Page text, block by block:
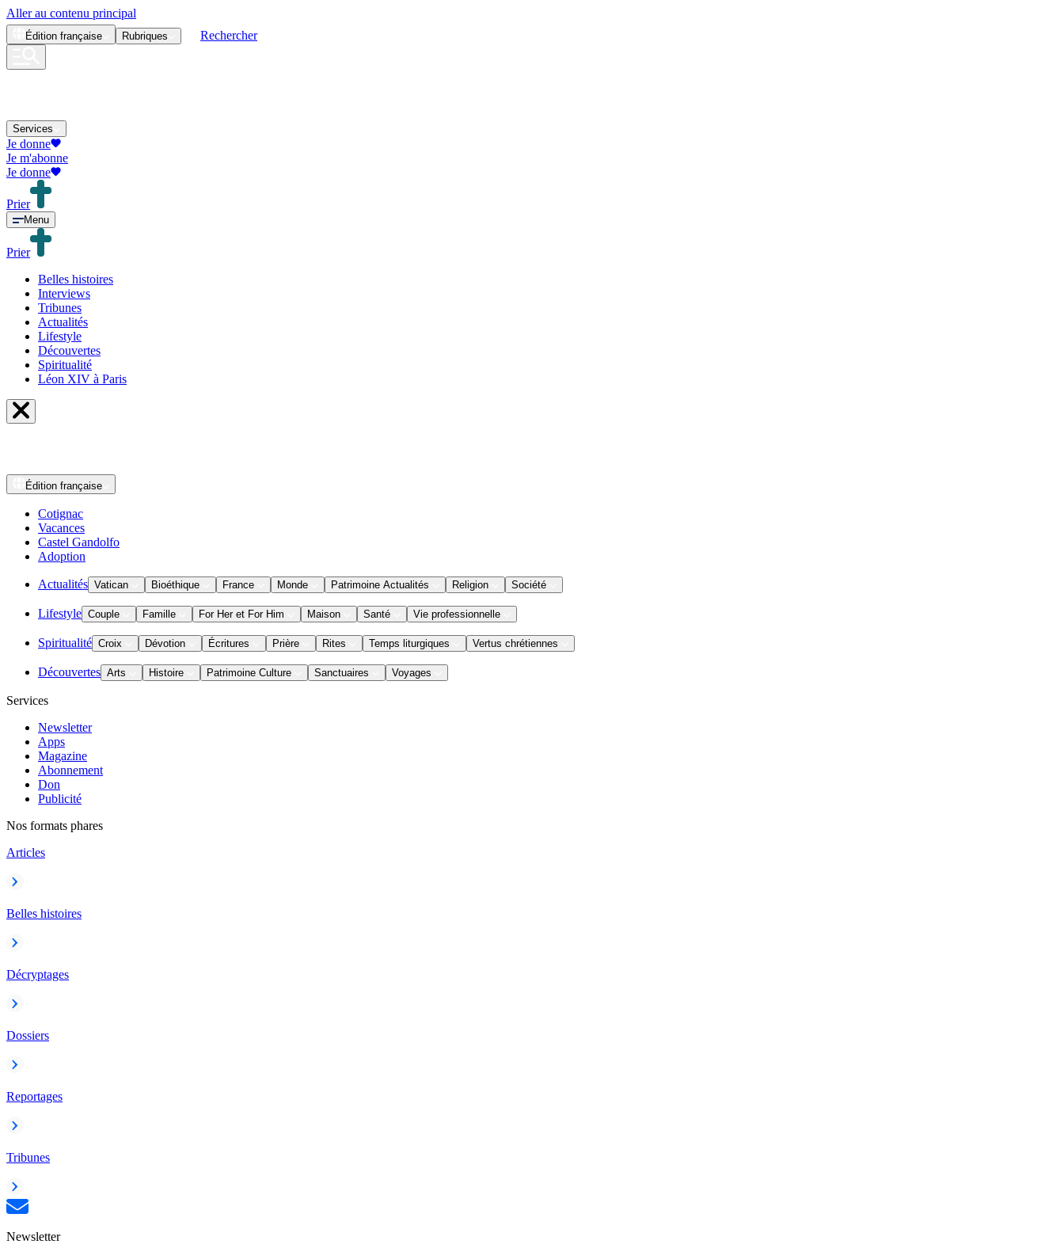
Aller au contenu principal
Édition française Rubriques Rechercher
Services
Je donne
Je m'abonne
Je donne
Prier
Menu
Prier
Belles histoires
Interviews
Tribunes
Actualités
Lifestyle
Découvertes
Spiritualité
Léon XIV à Paris
Édition française
Cotignac
Vacances
Castel Gandolfo
Adoption
Actualités Vatican Bioéthique France Monde Patrimoine Actualités Religion Société
Lifestyle Couple Famille For Her et For Him Maison Santé Vie professionnelle
Spiritualité Croix Dévotion Écritures Prière Rites Temps liturgiques Vertus chrétiennes
Découvertes Arts Histoire Patrimoine Culture Sanctuaires Voyages
Services
Newsletter
Apps
Magazine
Abonnement
Don
Publicité
Nos formats phares
Articles
Belles histoires
Décryptages
Dossiers
Reportages
Tribunes
Newsletter